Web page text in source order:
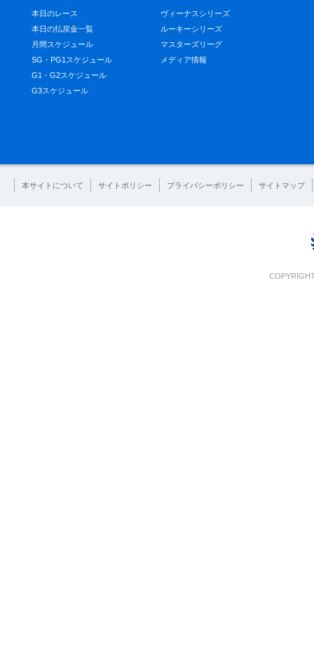
本日のレース
本日の払戻金一覧
月間スケジュール
SG・PG1スケジュール
G1・G2スケジュール
G3スケジュール
ヴィーナスシリーズ
ルーキーシリーズ
マスターズリーグ
メディア情報
本サイトについて サイトポリシー プライバシーポリシー サイトマップ